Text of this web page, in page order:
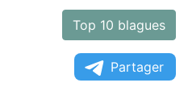
Top 10 blagues
Partager